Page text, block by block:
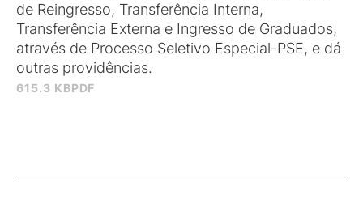
615.3 KBPDF
de Reingresso, Transferência Interna,
Transferência Externa e Ingresso de Graduados,
através de Processo Seletivo Especial-PSE, e dá
outras providências.